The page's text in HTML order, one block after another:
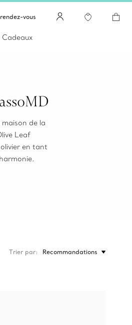
vous
Cadeaux
de la
Leaf
en tant
Trier par Recommandations